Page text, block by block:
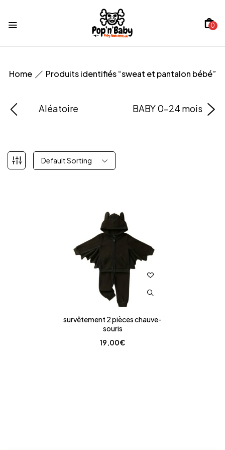
0
Home Produits identifiés “sweat et pantalon bébé”
Aléatoire BABY 0-24 mois
Default Sorting
survêtement 2 pièces chauve-
souris
19,00€